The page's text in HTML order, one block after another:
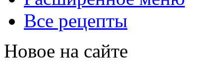
Все рецепты
Новое на сайте